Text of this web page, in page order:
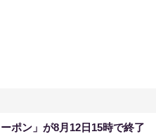
ポン」が8月12日15時で終了